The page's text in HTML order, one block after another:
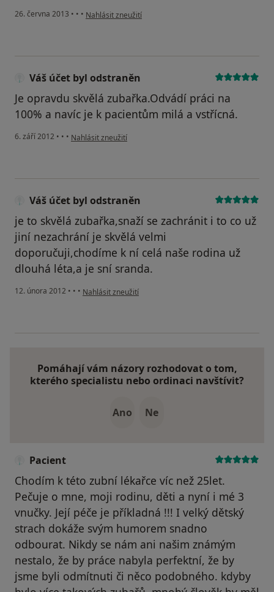
26. června 2013 • • • podle názoru uživatele Váš účet byl odstraněn
Nahlásit zneužití
Váš účet byl odstraněn
Je opravdu skvělá zubařka.Odvádí práci na
100% a navíc je k pacientům milá a vstřícná.
6. září 2012 • • • podle názoru uživatele Váš účet byl odstraněn
Nahlásit zneužití
Váš účet byl odstraněn
je to skvělá zubařka,snaží se zachránit i to co už
jiní nezachrání je skvělá velmi
doporučuji,chodíme k ní celá naše rodina už
dlouhá léta,a je sní sranda.
12. února 2012 • • • podle názoru uživatele Váš účet byl odstraněn
Nahlásit zneužití
Pomáhají vám názory rozhodovat o tom,
kterého specialistu nebo ordinaci navštívit?
Ano Ne
Pacient
Chodím k této zubní lékařce víc než 25let.
Pečuje o mne, moji rodinu, děti a nyní i mé 3
vnučky. Její péče je příkladná !!! I velký dětský
strach dokáže svým humorem snadno
odbourat. Nikdy se nám ani našim známým
nestalo, že by práce nabyla perfektní, že by
jsme byli odmítnuti či něco podobného. kdyby